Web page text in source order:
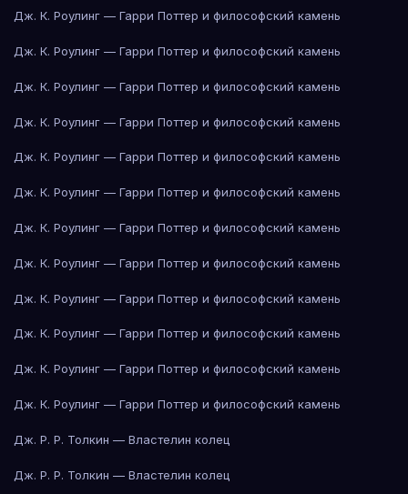
Дж. К. Роулинг — Гарри Поттер и философский камень
Дж. К. Роулинг — Гарри Поттер и философский камень
Дж. К. Роулинг — Гарри Поттер и философский камень
Дж. К. Роулинг — Гарри Поттер и философский камень
Дж. К. Роулинг — Гарри Поттер и философский камень
Дж. К. Роулинг — Гарри Поттер и философский камень
Дж. К. Роулинг — Гарри Поттер и философский камень
Дж. К. Роулинг — Гарри Поттер и философский камень
Дж. К. Роулинг — Гарри Поттер и философский камень
Дж. К. Роулинг — Гарри Поттер и философский камень
Дж. К. Роулинг — Гарри Поттер и философский камень
Дж. К. Роулинг — Гарри Поттер и философский камень
Дж. Р. Р. Толкин — Властелин колец
Дж. Р. Р. Толкин — Властелин колец